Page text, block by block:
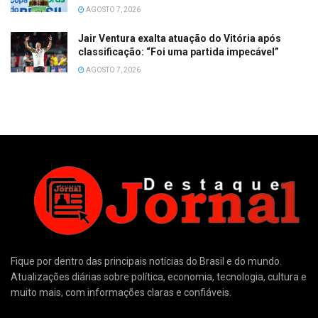
AGOSTO 7, 2026
Jair Ventura exalta atuação do Vitória após
classificação: “Foi uma partida impecável”
AGOSTO 7, 2026
Fique por dentro das principais notícias do Brasil e do mundo.
Atualizações diárias sobre política, economia, tecnologia, cultura e
muito mais, com informações claras e confiáveis.